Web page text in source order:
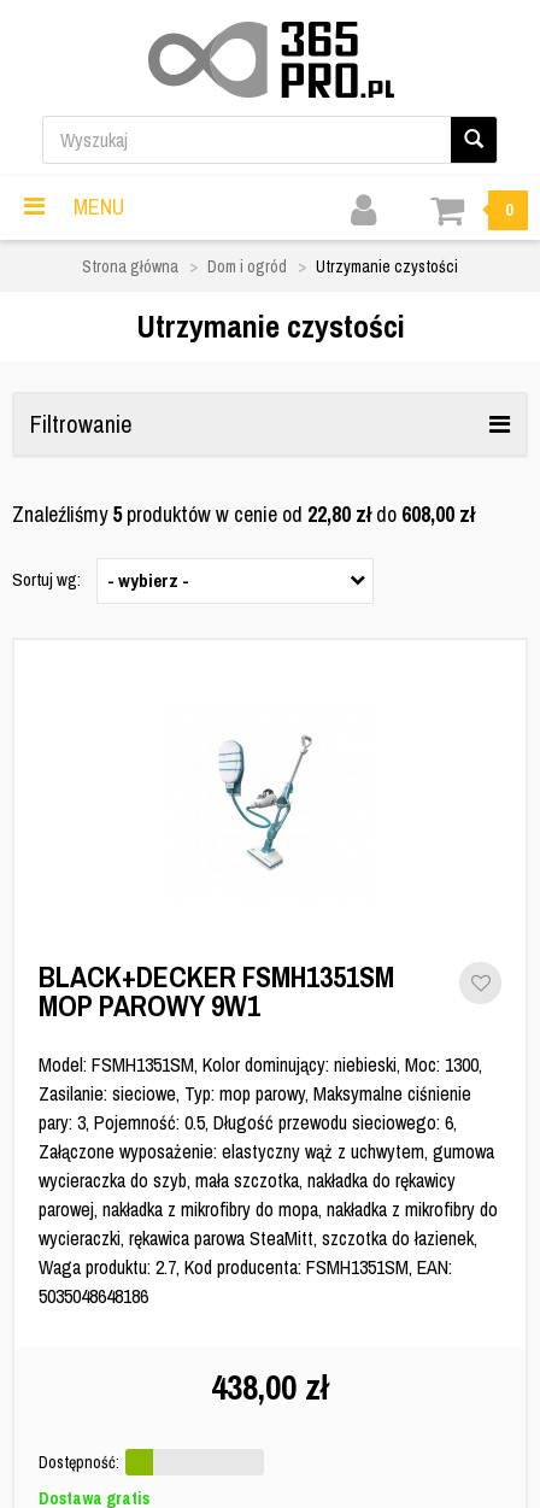
MENU 0
Strona główna Dom i ogród Utrzymanie czystości
Utrzymanie czystości
Filtrowanie
Znaleźliśmy5produktów w cenie od 22,80 złdo 608,00 zł
Sortuj wg: - wybierz -
BLACK+DECKER FSMH1351SM
MOP PAROWY 9W1
Model: FSMH1351SM, Kolor dominujący: niebieski, Moc: 1300,
Zasilanie: sieciowe, Typ: mop parowy, Maksymalne ciśnienie
pary: 3, Pojemność: 0.5, Długość przewodu sieciowego: 6,
Załączone wyposażenie: elastyczny wąż z uchwytem, gumowa
wycieraczka do szyb, mała szczotka, nakładka do rękawicy
parowej, nakładka z mikrofibry do mopa, nakładka z mikrofibry do
wycieraczki, rękawica parowa SteaMitt, szczotka do łazienek,
Waga produktu: 2.7, Kod producenta: FSMH1351SM, EAN:
5035048648186
438,00 zł
Dostępność:
Dostawa gratis